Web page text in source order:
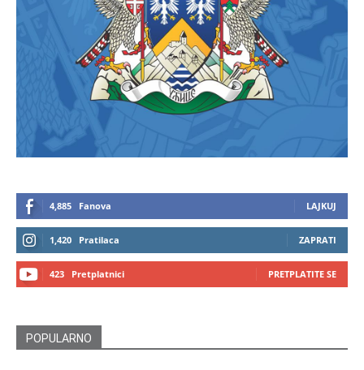
4,885 Fanova LAJKUJ
1,420 Pratilaca ZAPRATI
423 Pretplatnici PRETPLATITE SE
POPULARNO